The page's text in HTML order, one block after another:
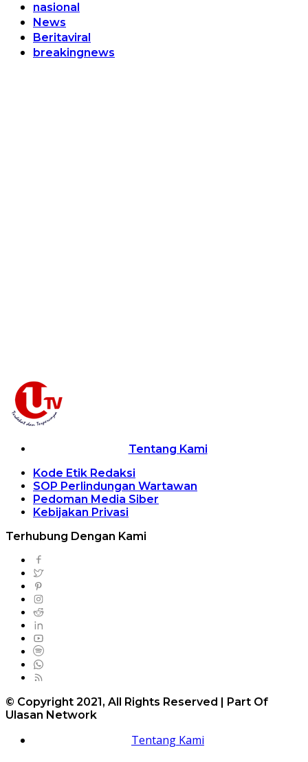
nasional
News
Beritaviral
breakingnews
Tentang Kami
Kode Etik Redaksi
SOP Perlindungan Wartawan
Pedoman Media Siber
Kebijakan Privasi
Terhubung Dengan Kami
© Copyright 2021, All Rights Reserved | Part Of
Ulasan Network
Tentang Kami